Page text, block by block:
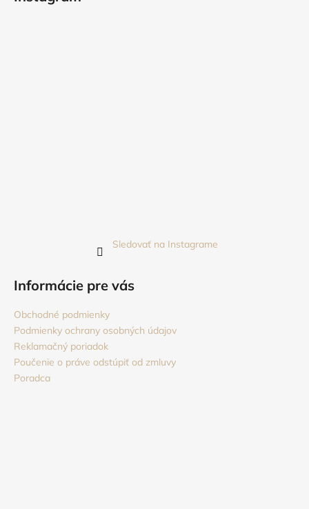
Sledovať na Instagrame
Informácie pre vás
Obchodné podmienky
Podmienky ochrany osobných údajov
Reklamačný poriadok
Poučenie o práve odstúpiť od zmluvy
Poradca